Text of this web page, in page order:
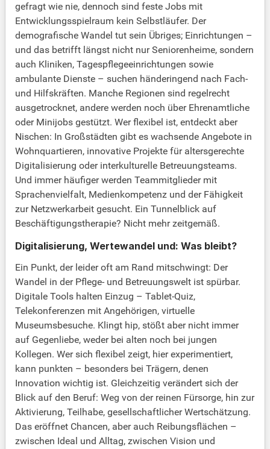
gefragt wie nie, dennoch sind feste Jobs mit
Entwicklungsspielraum kein Selbstläufer. Der
demografische Wandel tut sein Übriges; Einrichtungen –
und das betrifft längst nicht nur Seniorenheime, sondern
auch Kliniken, Tagespflegeeinrichtungen sowie
ambulante Dienste – suchen händeringend nach Fach-
und Hilfskräften. Manche Regionen sind regelrecht
ausgetrocknet, andere werden noch über Ehrenamtliche
oder Minijobs gestützt. Wer flexibel ist, entdeckt aber
Nischen: In Großstädten gibt es wachsende Angebote in
Wohnquartieren, innovative Projekte für altersgerechte
Digitalisierung oder interkulturelle Betreuungsteams.
Und immer häufiger werden Teammitglieder mit
Sprachenvielfalt, Medienkompetenz und der Fähigkeit
zur Netzwerkarbeit gesucht. Ein Tunnelblick auf
Beschäftigungstherapie? Nicht mehr zeitgemäß.
Digitalisierung, Wertewandel und: Was bleibt?
Ein Punkt, der leider oft am Rand mitschwingt: Der
Wandel in der Pflege- und Betreuungswelt ist spürbar.
Digitale Tools halten Einzug – Tablet-Quiz,
Telekonferenzen mit Angehörigen, virtuelle
Museumsbesuche. Klingt hip, stößt aber nicht immer
auf Gegenliebe, weder bei alten noch bei jungen
Kollegen. Wer sich flexibel zeigt, hier experimentiert,
kann punkten – besonders bei Trägern, denen
Innovation wichtig ist. Gleichzeitig verändert sich der
Blick auf den Beruf: Weg von der reinen Fürsorge, hin zur
Aktivierung, Teilhabe, gesellschaftlicher Wertschätzung.
Das eröffnet Chancen, aber auch Reibungsflächen –
zwischen Ideal und Alltag, zwischen Vision und